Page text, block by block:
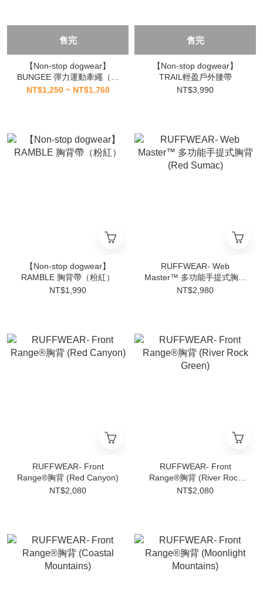
售完
【Non-stop dogwear】
BUNGEE 彈力運動牽繩（黑
色）
NT$1,250 ~ NT$1,760
售完
【Non-stop dogwear】
TRAIL輕盈戶外腰帶
NT$3,990
【Non-stop dogwear】
RAMBLE 胸背帶（粉紅）
NT$1,990
RUFFWEAR- Web
Master™ 多功能手提式胸背
(Red Sumac)
NT$2,980
RUFFWEAR- Front
Range®胸背 (Red Canyon)
NT$2,080
RUFFWEAR- Front
Range®胸背 (River Rock
Green)
NT$2,080